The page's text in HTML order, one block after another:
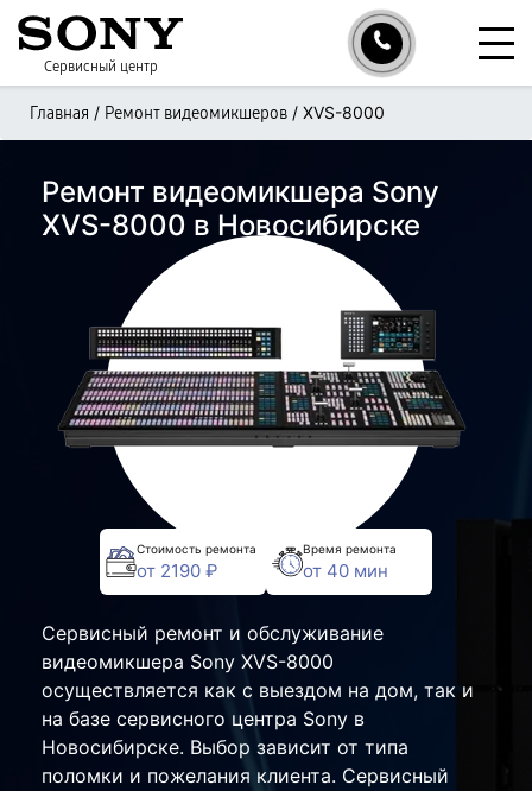
Сервисный центр
Главная / Ремонт видеомикшеров / XVS-8000
Ремонт видеомикшера Sony
XVS-8000 в Новосибирске
Стоимость ремонта
от 2190 ₽
Время ремонта
от 40 мин
Сервисный ремонт и обслуживание
видеомикшера Sony XVS-8000
осуществляется как с выездом на дом, так и
на базе сервисного центра Sony в
Новосибирске. Выбор зависит от типа
поломки и пожелания клиента. Сервисный